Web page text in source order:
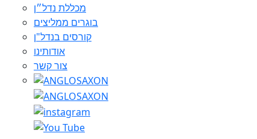
מכללת נדל״ן
בוגרים ממליצים
קורסים בנדל"ן
אודותינו
צור קשר